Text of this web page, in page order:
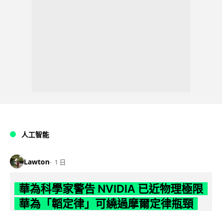
人工智能
Lawton 1 日
華為科學家警告 NVIDIA 已近物理極限
華為「韜定律」可繞過摩爾定律瓶頸